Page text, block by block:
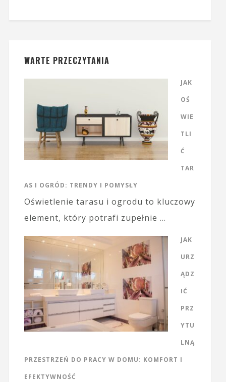
WARTE PRZECZYTANIA
JAK
OŚ
WIE
TLI
Ć
TAR
AS I OGRÓD: TRENDY I POMYSŁY
Oświetlenie tarasu i ogrodu to kluczowy
element, który potrafi zupełnie …
JAK
URZ
ĄDZ
IĆ
PRZ
YTU
LNĄ
PRZESTRZEŃ DO PRACY W DOMU: KOMFORT I
EFEKTYWNOŚĆ